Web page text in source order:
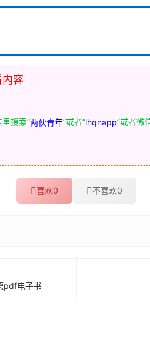
容
搜索“两伙青年”或者“lhqnapp”或者微
喜欢0 不喜欢0
pdf电子书